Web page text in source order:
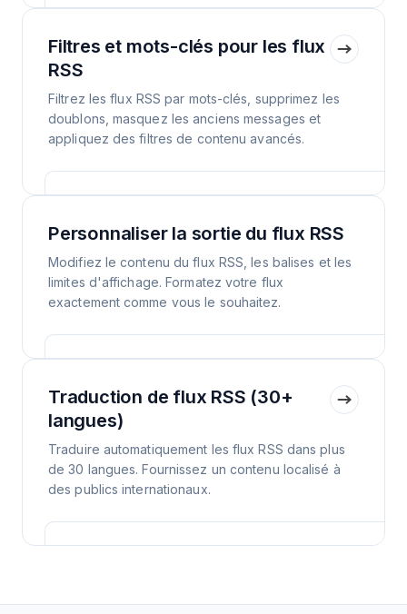
Filtres et mots-clés pour les flux
RSS
Filtrez les flux RSS par mots-clés, supprimez les
doublons, masquez les anciens messages et
appliquez des filtres de contenu avancés.
Personnaliser la sortie du flux RSS
Modifiez le contenu du flux RSS, les balises et les
limites d'affichage. Formatez votre flux
exactement comme vous le souhaitez.
Traduction de flux RSS (30+
langues)
Traduire automatiquement les flux RSS dans plus
de 30 langues. Fournissez un contenu localisé à
des publics internationaux.